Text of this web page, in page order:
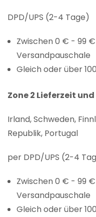
DPD/UPS (2-4 Tage)
Zwischen 0 € - 99
Versandpauschale
Gleich oder über
Zone 2 Lieferzeit
Irland, Schweden,
Republik, Portugal
per DPD/UPS (2-4
Zwischen 0 € - 99
Versandpauschale
Gleich oder über